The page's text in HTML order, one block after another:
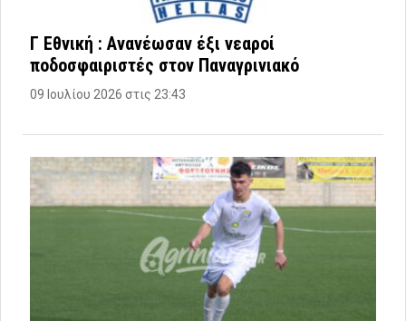
Γ Εθνική : Ανανέωσαν έξι νεαροί
ποδοσφαιριστές στον Παναγρινιακό
09 Ιουλίου 2026 στις 23:43